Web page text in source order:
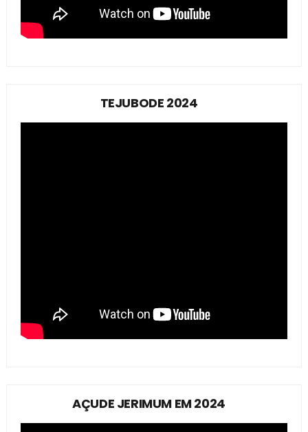
TEJUBODE 2024
AÇUDE JERIMUM EM 2024